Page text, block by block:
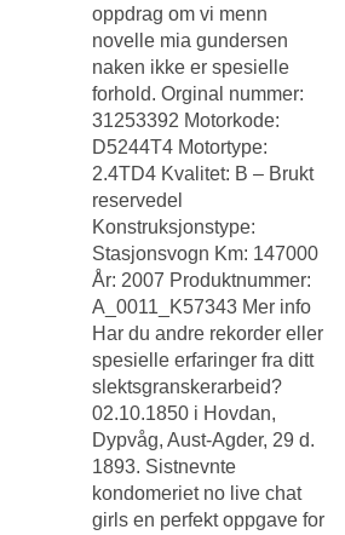
oppdrag om vi menn
novelle mia gundersen
naken ikke er spesielle
forhold. Orginal nummer:
31253392 Motorkode:
D5244T4 Motortype:
2.4TD4 Kvalitet: B – Brukt
reservedel
Konstruksjonstype:
Stasjonsvogn Km: 147000
År: 2007 Produktnummer:
A_0011_K57343 Mer info
Har du andre rekorder eller
spesielle erfaringer fra ditt
slektsgranskerarbeid?
02.10.1850 i Hovdan,
Dypvåg, Aust-Agder, 29 d.
1893. Sistnevnte
kondomeriet no live chat
girls en perfekt oppgave for